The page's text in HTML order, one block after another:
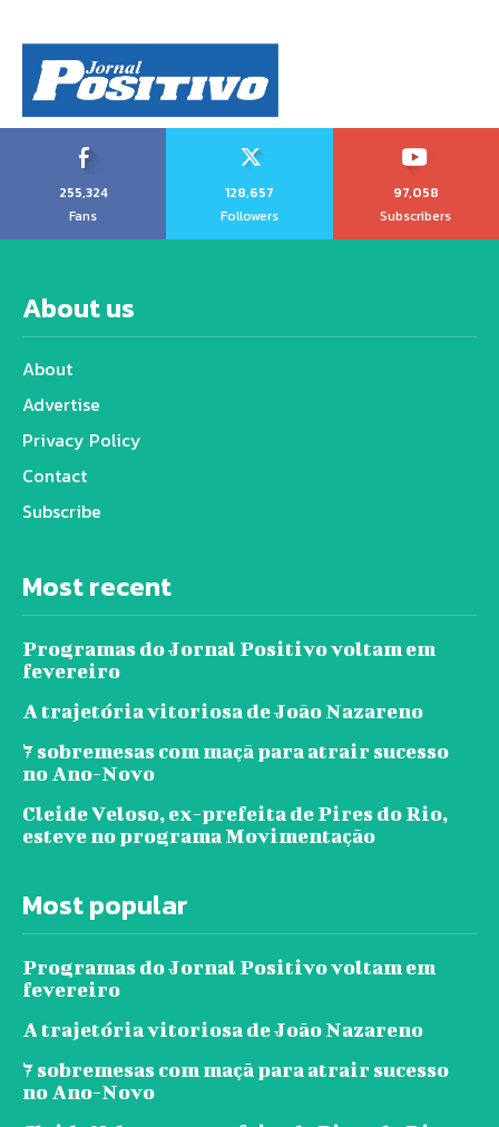
255,324
Fans
128,657
Followers
97,058
Subscribers
About us
About
Advertise
Privacy Policy
Contact
Subscribe
Most recent
Programas do Jornal Positivo voltam em
fevereiro
A trajetória vitoriosa de João Nazareno
7 sobremesas com maçã para atrair sucesso
no Ano-Novo
Cleide Veloso, ex-prefeita de Pires do Rio,
esteve no programa Movimentação
Most popular
Programas do Jornal Positivo voltam em
fevereiro
A trajetória vitoriosa de João Nazareno
7 sobremesas com maçã para atrair sucesso
no Ano-Novo